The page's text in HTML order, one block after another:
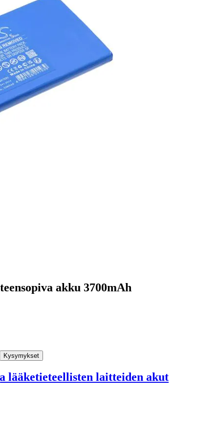
akku 3700mAh
Kysymykset
lääketieteellisten laitteiden akut